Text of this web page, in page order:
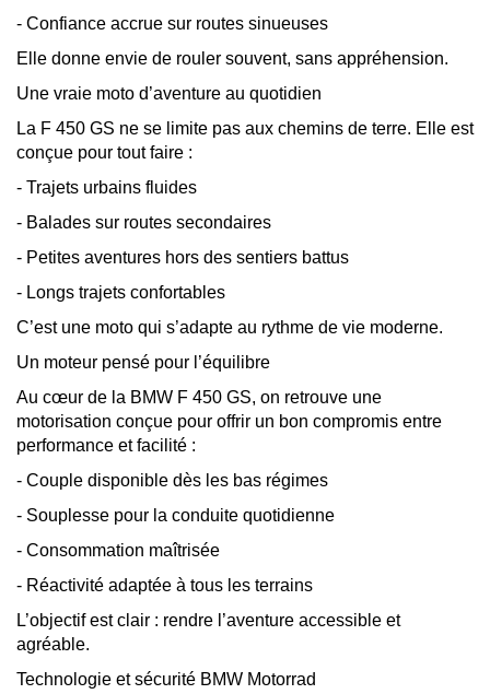
- Confiance accrue sur routes sinueuses
Elle donne envie de rouler souvent, sans appréhension.
Une vraie moto d’aventure au quotidien
La F 450 GS ne se limite pas aux chemins de terre. Elle est
conçue pour tout faire :
- Trajets urbains fluides
- Balades sur routes secondaires
- Petites aventures hors des sentiers battus
- Longs trajets confortables
C’est une moto qui s’adapte au rythme de vie moderne.
Un moteur pensé pour l’équilibre
Au cœur de la BMW F 450 GS, on retrouve une
motorisation conçue pour offrir un bon compromis entre
performance et facilité :
- Couple disponible dès les bas régimes
- Souplesse pour la conduite quotidienne
- Consommation maîtrisée
- Réactivité adaptée à tous les terrains
L’objectif est clair : rendre l’aventure accessible et
agréable.
Technologie et sécurité BMW Motorrad